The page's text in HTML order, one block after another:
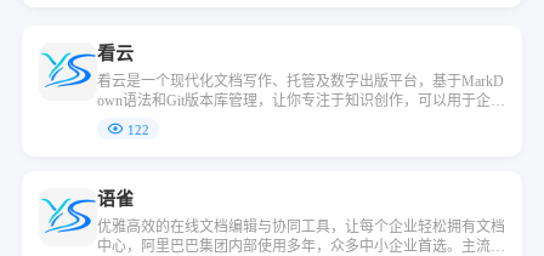
看云
看云是一个现代化文档写作、托管及数字出版平台，基于MarkD
own语法和Git版本库管理，让你专注于知识创作，可以用于企业
知识库、产品手册、项目文档和个人数字出版。
122
语雀
优雅高效的在线文档编辑与协同工具，让每个企业轻松拥有文档
中心，阿里巴巴集团内部使用多年，众多中小企业首选。主流 O